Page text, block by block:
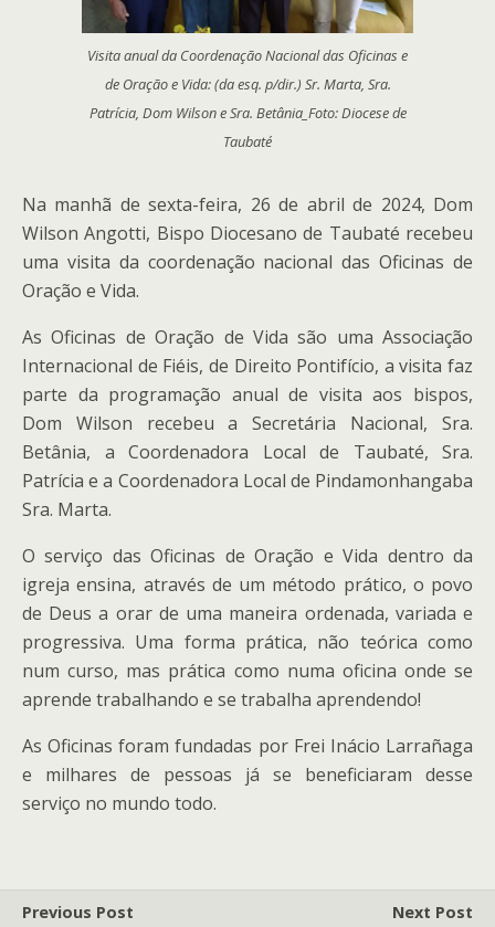
Visita anual da Coordenação Nacional das Oficinas e
de Oração e Vida: (da esq. p/dir.) Sr. Marta, Sra.
Patrícia, Dom Wilson e Sra. Betânia_Foto: Diocese de
Taubaté
Na manhã de sexta-feira, 26 de abril de 2024, Dom
Wilson Angotti, Bispo Diocesano de Taubaté recebeu
uma visita da coordenação nacional das Oficinas de
Oração e Vida.
As Oficinas de Oração de Vida são uma Associação
Internacional de Fiéis, de Direito Pontifício, a visita faz
parte da programação anual de visita aos bispos,
Dom Wilson recebeu a Secretária Nacional, Sra.
Betânia, a Coordenadora Local de Taubaté, Sra.
Patrícia e a Coordenadora Local de Pindamonhangaba
Sra. Marta.
O serviço das Oficinas de Oração e Vida dentro da
igreja ensina, através de um método prático, o povo
de Deus a orar de uma maneira ordenada, variada e
progressiva. Uma forma prática, não teórica como
num curso, mas prática como numa oficina onde se
aprende trabalhando e se trabalha aprendendo!
As Oficinas foram fundadas por Frei Inácio Larrañaga
e milhares de pessoas já se beneficiaram desse
serviço no mundo todo.
Previous Post Next Post